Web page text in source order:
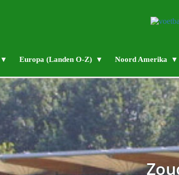
Europa (Landen O-Z) Noord Amerika